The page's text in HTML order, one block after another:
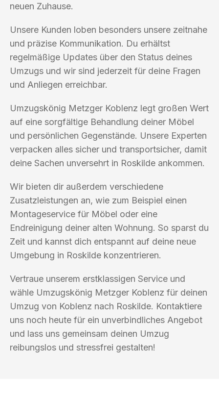
neuen Zuhause.
Unsere Kunden loben besonders unsere zeitnahe
und präzise Kommunikation. Du erhältst
regelmäßige Updates über den Status deines
Umzugs und wir sind jederzeit für deine Fragen
und Anliegen erreichbar.
Umzugskönig Metzger Koblenz legt großen Wert
auf eine sorgfältige Behandlung deiner Möbel
und persönlichen Gegenstände. Unsere Experten
verpacken alles sicher und transportsicher, damit
deine Sachen unversehrt in Roskilde ankommen.
Wir bieten dir außerdem verschiedene
Zusatzleistungen an, wie zum Beispiel einen
Montageservice für Möbel oder eine
Endreinigung deiner alten Wohnung. So sparst du
Zeit und kannst dich entspannt auf deine neue
Umgebung in Roskilde konzentrieren.
Vertraue unserem erstklassigen Service und
wähle Umzugskönig Metzger Koblenz für deinen
Umzug von Koblenz nach Roskilde. Kontaktiere
uns noch heute für ein unverbindliches Angebot
und lass uns gemeinsam deinen Umzug
reibungslos und stressfrei gestalten!